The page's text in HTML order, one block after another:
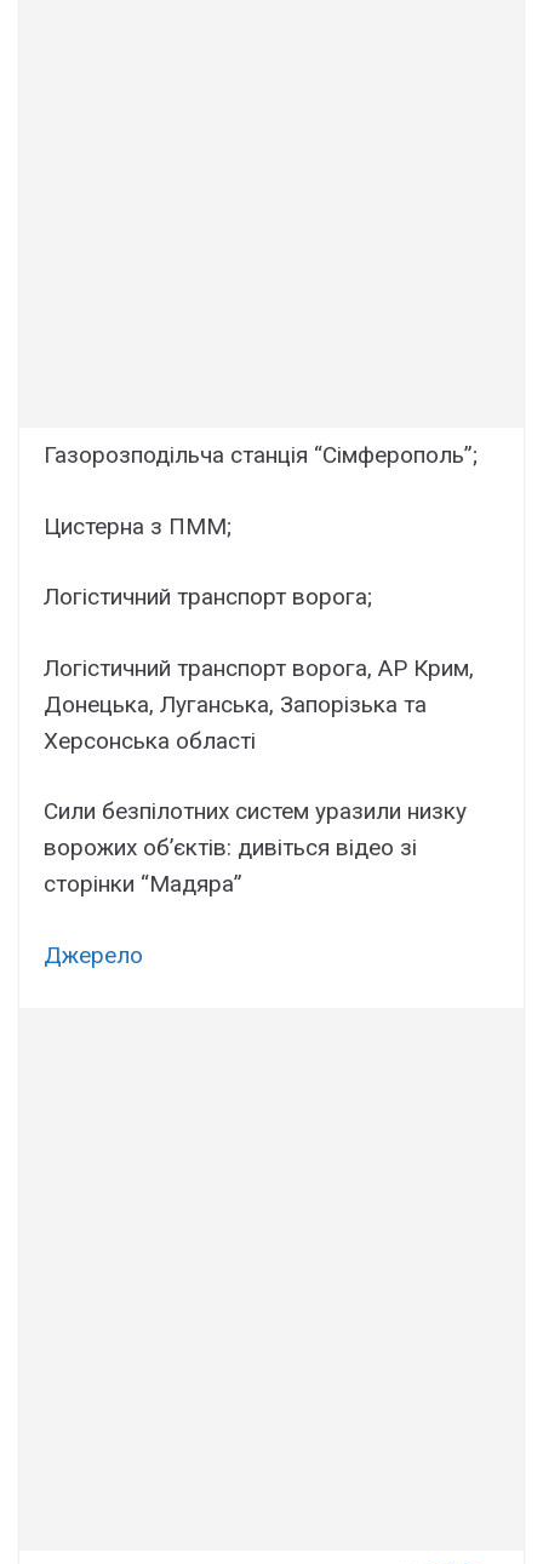
Газорозподільча станція “Сімферополь”;
Цистерна з ПММ;
Логістичний транспорт ворога;
Логістичний транспорт ворога, АР Крим,
Донецька, Луганська, Запорізька та
Херсонська області
Сили безпілотних систем уразили низку
ворожих об’єктів: дивіться відео зі
сторінки “Мадяра”
Джерело